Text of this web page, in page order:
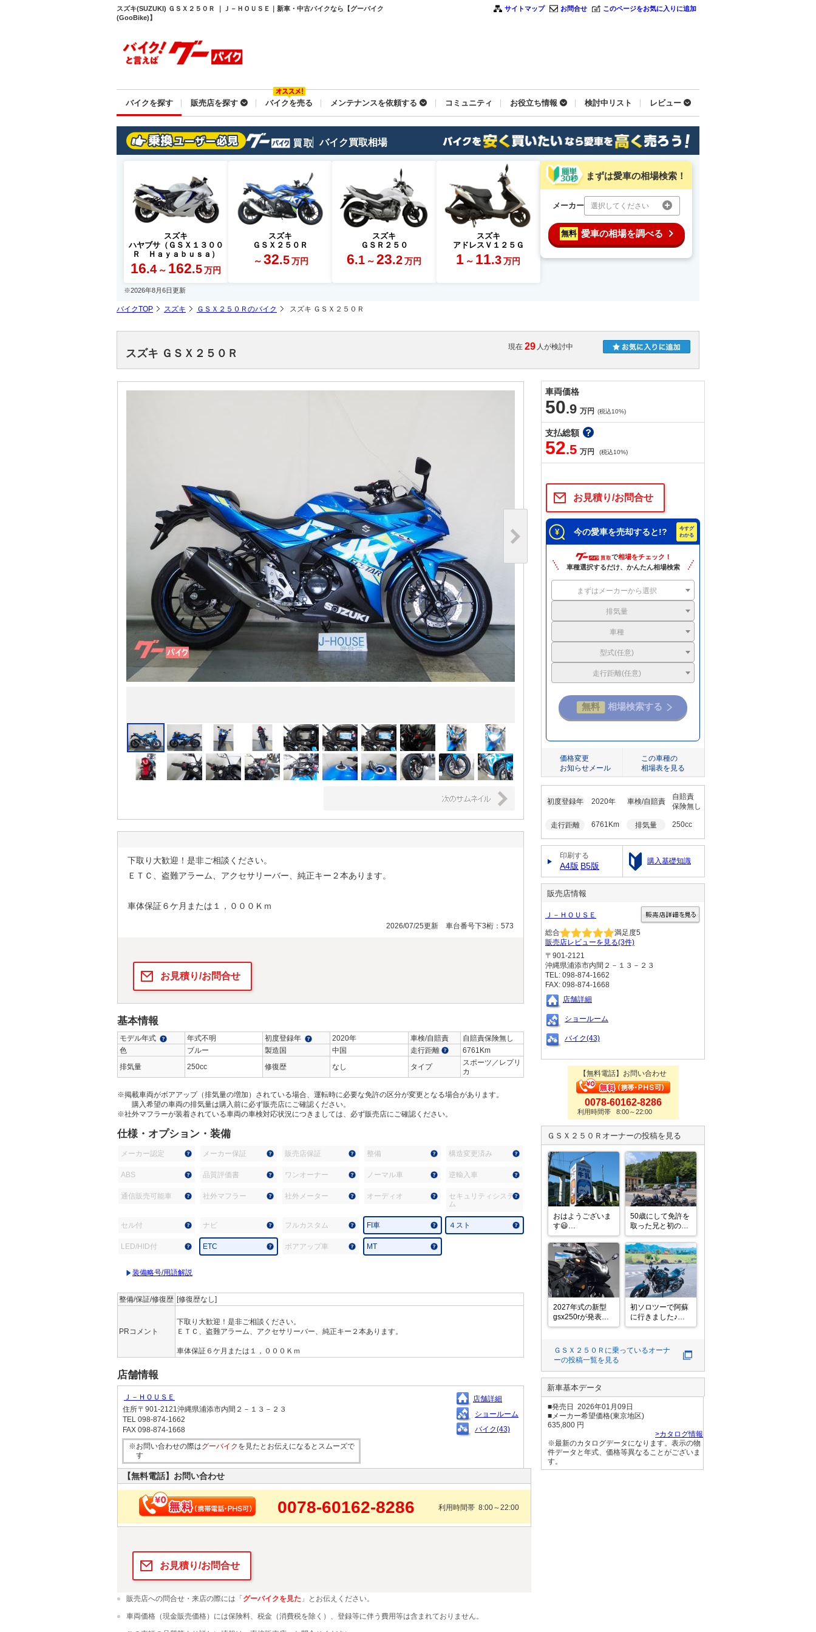
スズキ(SUZUKI) ＧＳＸ２５０Ｒ ｜Ｊ－ＨＯＵＳＥ｜新車・中古バイクなら【グーバイク
(GooBike)】
サイトマップ お問合せ このページをお気に入りに追加
バイクを探す 販売店を探す バイクを売る メンテナンスを依頼する コミュニティ お役立ち情報 検討中リスト レビュー
バイク買取相場
スズキ
ハヤブサ（ＧＳＸ１３００
Ｒ Ｈａｙａｂｕｓａ）
16.4 ～ 162.5 万円
スズキ
ＧＳＸ２５０Ｒ
～ 32.5 万円
スズキ
ＧＳＲ２５０
6.1 ～ 23.2 万円
スズキ
アドレスＶ１２５Ｇ
1 ～ 11.3 万円
まずは愛車の相場検索！
メーカー 選択してください
無料 愛車の相場を調べる
※2026年8月6日更新
バイクTOP スズキ ＧＳＸ２５０Ｒのバイク スズキ ＧＳＸ２５０Ｒ
現在 29 人が検討中
スズキ ＧＳＸ２５０Ｒ
下取り大歓迎！是非ご相談ください。
ＥＴＣ、盗難アラーム、アクセサリーバー、純正キー２本あります。
車体保証６ケ月または１，０００Ｋｍ
2026/07/25更新 車台番号下3桁：573
お見積り/お問合せ
基本情報
モデル年式 年式不明 初度登録年 2020年 車検/自賠責
自賠責保険無し
色
ブルー 製造国 中国 走行距離
6761Km
排気量
250cc 修復歴 なし タイプ
スポーツ／レプリ
カ
※掲載車両がボアアップ（排気量の増加）されている場合、運転時に必要な免許の区分が変更となる場合があります。
購入希望の車両の排気量は購入前に必ず販売店にご確認ください。
※社外マフラーが装着されている車両の車検対応状況につきましては、必ず販売店にご確認ください。
仕様・オプション・装備
メーカー認定 メーカー保証 販売店保証 整備 構造変更済み
ABS 品質評価書 ワンオーナー ノーマル車 逆輸入車
通信販売可能車 社外マフラー 社外メーター オーディオ
セキュリティシステ
ム
セル付 ナビ フルカスタム FI車 ４スト
LED/HID付 ETC ボアアップ車 MT
装備略号/用語解説
整備/保証/修復歴 [修復歴なし]
PRコメント
下取り大歓迎！是非ご相談ください。
ＥＴＣ、盗難アラーム、アクセサリーバー、純正キー２本あります。
車体保証６ケ月または１，０００Ｋｍ
店舗情報
Ｊ－ＨＯＵＳＥ
住所〒901-2121沖縄県浦添市内間２－１３－２３
TEL 098-874-1662
FAX 098-874-1668
※お問い合わせの際はグーバイク を見たとお伝えになるとスムーズで
す
店舗詳細
ショールーム
バイク(43)
【無料電話】お問い合わせ
0078-60162-8286 利用時間帯 8:00～22:00
お見積り/お問合せ
販売店への問合せ・来店の際には「グーバイクを見た 」とお伝えください。
車両価格（現金販売価格）には保険料、税金（消費税を除く）、登録等に伴う費用等は含まれておりません。
車両価格
50.9 万円 (税込10%)
支払総額
52.5 万円 (税込10%)
お見積り/お問合せ
今の愛車を売却すると!?
で相場をチェック！
車種選択するだけ、かんたん相場検索
まずはメーカーから選択
排気量
車種
型式(任意)
走行距離(任意)
価格変更
お知らせメール
この車種の
相場表を見る
初度登録年 2020年 車検/自賠責
自賠責
保険無し
走行距離 6761Km 排気量 250cc
印刷する
A4版 B5版 購入基礎知識
販売店情報
Ｊ－ＨＯＵＳＥ
総合 満足度5
販売店レビューを見る(3件)
〒901-2121
沖縄県浦添市内間２－１３－２３
TEL: 098-874-1662
FAX: 098-874-1668
店舗詳細
ショールーム
バイク(43)
【無料電話】お問い合わせ
0078-60162-8286
利用時間帯 8:00～22:00
ＧＳＸ２５０Ｒ オーナーの投稿を見る
おはようございま
す😃
今年も『モトクル
DAY』に参加しま
す！
今回はどのコース
にしようかな🤔
皆さんも是非南紀
白浜へ✌️
今日も体調に気を
50歳にして免許を
取った兄と初の兄
弟ツーリングに行
って来ました。
ダム巡りから温泉
でゆったりとくつ
ろいで、移動はイ
ンカムで子供の進
路の悩み相
談・・。たまには
2人でツーリング
も良いものです
2027年式の新型
gsx250rが発表さ
れましたね〜
ですが顔は結構変
わりますね。
でもやっぱり
レットは必要無い
んじゃないかなと
思うんです(
今の愛車がダメに
なった
初ソロツーで阿蘇
に行きました♪
でも1人より誰か
いかも🏍³₃
ＧＳＸ２５０Ｒ に乗っているオーナ
ーの投稿一覧を見る
新車基本データ
■発売日 2026年01月09日
■メーカー希望価格(東京地区)
635,800 円
>カタログ情報
※最新のカタログデータになります。表示の物
件データと年式、価格等異なることがございま
す。